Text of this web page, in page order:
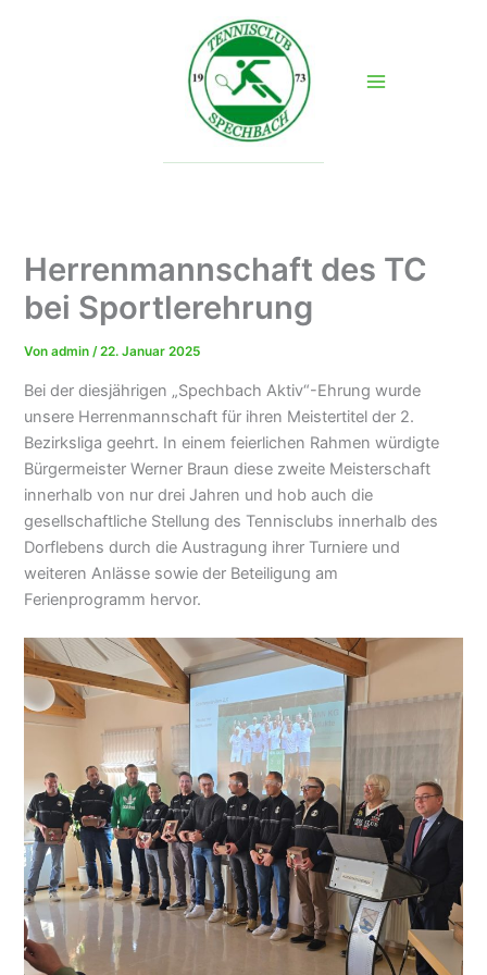
Herrenmannschaft des TC
bei Sportlerehrung
Vonadmin/22. Januar 2025
Bei der diesjährigen „Spechbach Aktiv“-Ehrung wurde
unsere Herrenmannschaft für ihren Meistertitel der 2.
Bezirksliga geehrt. In einem feierlichen Rahmen würdigte
Bürgermeister Werner Braun diese zweite Meisterschaft
innerhalb von nur drei Jahren und hob auch die
gesellschaftliche Stellung des Tennisclubs innerhalb des
Dorflebens durch die Austragung ihrer Turniere und
weiteren Anlässe sowie der Beteiligung am
Ferienprogramm hervor.